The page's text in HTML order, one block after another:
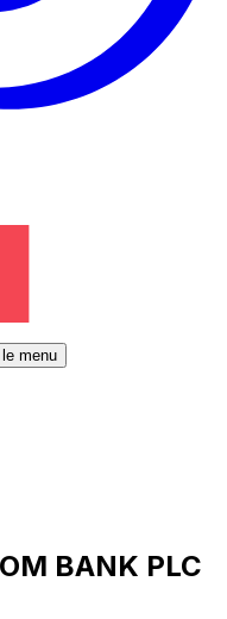
menu
BANK PLC